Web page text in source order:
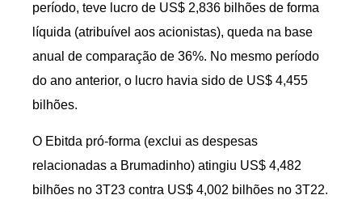
período, teve lucro de US$ 2,836 bilhões de forma
líquida (atribuível aos acionistas), queda na base
anual de comparação de 36%. No mesmo período
do ano anterior, o lucro havia sido de US$ 4,455
bilhões.
O Ebitda pró-forma (exclui as despesas
relacionadas a Brumadinho) atingiu US$ 4,482
bilhões no 3T23 contra US$ 4,002 bilhões no 3T22.